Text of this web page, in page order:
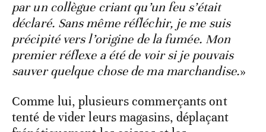
par un collègue criant qu’un feu s’était
déclaré. Sans même réfléchir, je me suis
précipité vers l’origine de la fumée. Mon
premier réflexe a été de voir si je pouvais
sauver quelque chose de ma marchandise.»
Comme lui, plusieurs commerçants ont
tenté de vider leurs magasins, déplaçant